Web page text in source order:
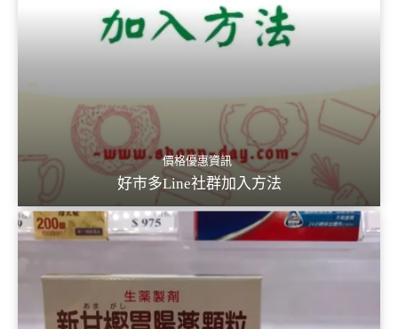
價格優惠資訊
好市多Line社群加入方法